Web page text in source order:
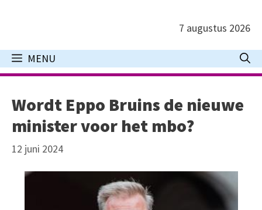
inhoud
7 augustus 2026
MENU
Wordt Eppo Bruins de nieuwe
minister voor het mbo?
12 juni 2024